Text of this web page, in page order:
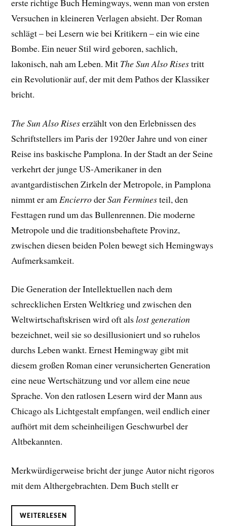
erste richtige Buch Hemingways, wenn man von ersten
Versuchen in kleineren Verlagen absieht. Der Roman
schlägt – bei Lesern wie bei Kritikern – ein wie eine
Bombe. Ein neuer Stil wird geboren, sachlich,
lakonisch, nah am Leben. Mit The Sun Also Risestritt
ein Revolutionär auf, der mit dem Pathos der Klassiker
bricht.
The Sun Also Riseserzählt von den Erlebnissen des
Schriftstellers im Paris der 1920er Jahre und von einer
Reise ins baskische Pamplona. In der Stadt an der Seine
verkehrt der junge US-Amerikaner in den
avantgardistischen Zirkeln der Metropole, in Pamplona
nimmt er am EncierroderSan Ferminesteil, den
Festtagen rund um das Bullenrennen. Die moderne
Metropole und die traditionsbehaftete Provinz,
zwischen diesen beiden Polen bewegt sich Hemingways
Aufmerksamkeit.
Die Generation der Intellektuellen nach dem
schrecklichen Ersten Weltkrieg und zwischen den
Weltwirtschaftskrisen wird oft alslost generation
bezeichnet, weil sie so desillusioniert und so ruhelos
durchs Leben wankt. Ernest Hemingway gibt mit
diesem großen Roman einer verunsicherten Generation
eine neue Wertschätzung und vor allem eine neue
Sprache. Von den ratlosen Lesern wird der Mann aus
Chicago als Lichtgestalt empfangen, weil endlich einer
aufhört mit dem scheinheiligen Geschwurbel der
Altbekannten.
Merkwürdigerweise bricht der junge Autor nicht rigoros
mit dem Althergebrachten. Dem Buch stellt er
WEITERLESEN